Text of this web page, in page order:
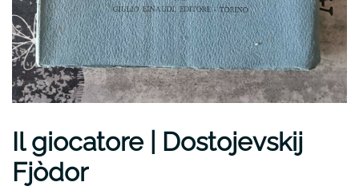
Il giocatore | Dostojevskij
Fjòdor